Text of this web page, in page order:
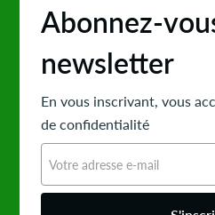
Abonnez-
newsletter
En vous inscrivant, vous
de confidentialité